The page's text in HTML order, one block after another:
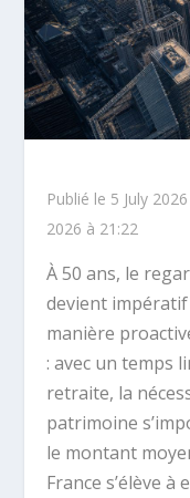
Publié le 5 July
2026 à 21:22
À 50 ans, le
devient
manière
: avec un temps
retraite, la
patrimoine
le montant
France s’élève